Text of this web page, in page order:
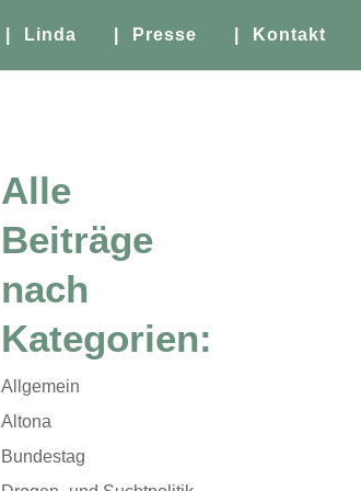
| Linda | Presse | Kontakt
Alle
Beiträge
nach
Kategorien:
Allgemein
Altona
Bundestag